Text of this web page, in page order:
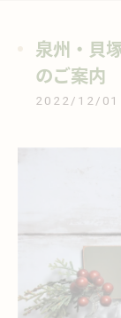
泉州・貝
のご案内
2022/12/01